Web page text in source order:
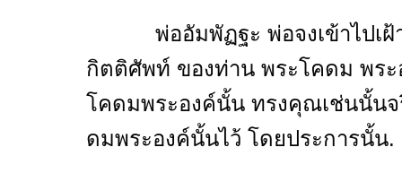
พ่ออัมพัฏฐะ พ่อจงเข้าไปเฝ้า
กิตติศัพท์ ของท่าน พระโคดม พร
โคดมพระองค์นั้น ทรงคุณเช่นนั้นจ
ดมพระองค์นั้นไว้ โดยประการนั้น.